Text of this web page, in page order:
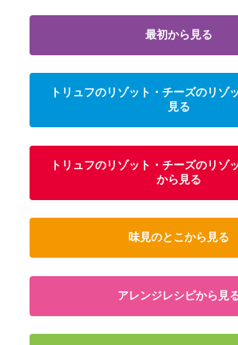
最初から見る
トリュフのリゾット・チーズのリゾ
見る
トリュフのリゾット・チーズのリゾ
から見る
味見のとこから見る
アレンジレシピから見